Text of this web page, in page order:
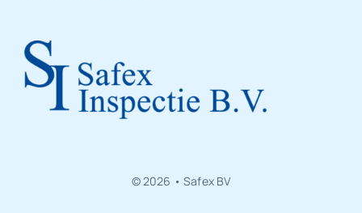
© 2026 • Safex BV